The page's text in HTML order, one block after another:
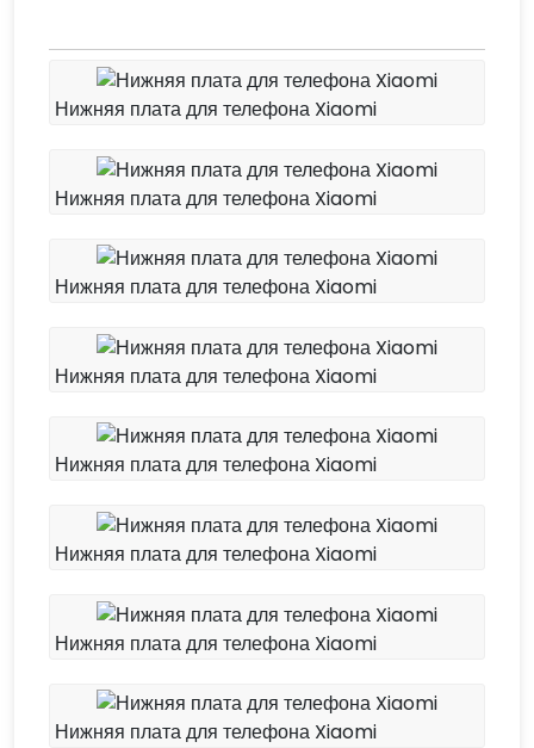
Нижняя плата для телефона Xiaomi
Нижняя плата для телефона Xiaomi
Нижняя плата для телефона Xiaomi
Нижняя плата для телефона Xiaomi
Нижняя плата для телефона Xiaomi
Нижняя плата для телефона Xiaomi
Нижняя плата для телефона Xiaomi
Нижняя плата для телефона Xiaomi